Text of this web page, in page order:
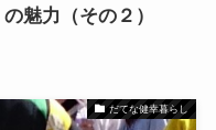
魅力（その２）
だてな健幸暮らし